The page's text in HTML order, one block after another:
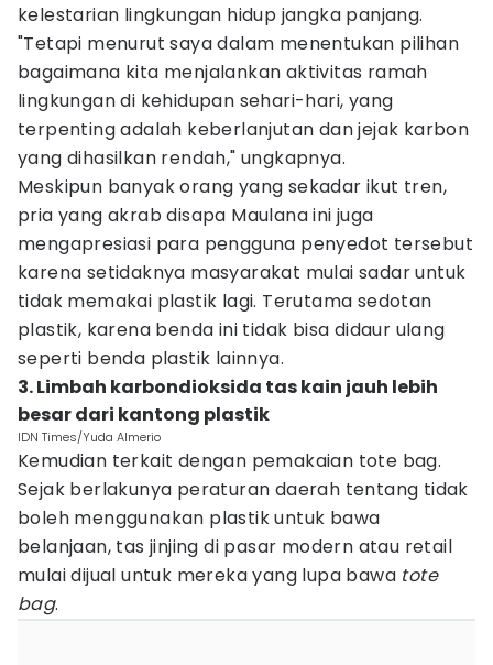
kelestarian lingkungan hidup jangka panjang.
"Tetapi menurut saya dalam menentukan pilihan
bagaimana kita menjalankan aktivitas ramah
lingkungan di kehidupan sehari-hari, yang
terpenting adalah keberlanjutan dan jejak karbon
yang dihasilkan rendah," ungkapnya.
Meskipun banyak orang yang sekadar ikut tren,
pria yang akrab disapa Maulana ini juga
mengapresiasi para pengguna penyedot tersebut
karena setidaknya masyarakat mulai sadar untuk
tidak memakai plastik lagi. Terutama sedotan
plastik, karena benda ini tidak bisa didaur ulang
seperti benda plastik lainnya.
3. Limbah karbondioksida tas kain jauh lebih
besar dari kantong plastik
IDN Times/Yuda Almerio
Kemudian terkait dengan pemakaian tote bag.
Sejak berlakunya peraturan daerah tentang tidak
boleh menggunakan plastik untuk bawa
belanjaan, tas jinjing di pasar modern atau retail
mulai dijual untuk mereka yang lupa bawa tote
bag.